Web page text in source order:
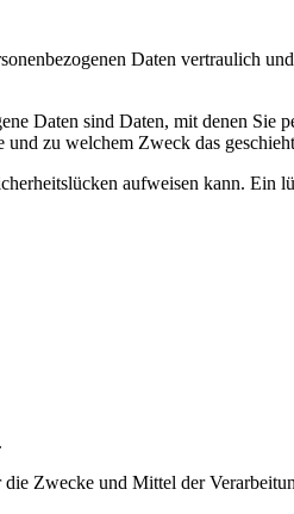
Daten vertraulich
Daten sind Daten, mit denen
zu welchem Zweck das
aufweisen kann. Ein
Zwecke und Mittel der